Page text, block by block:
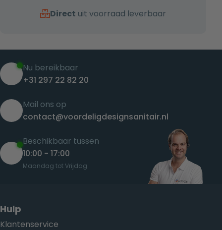
Direct uit voorraad leverbaar
Nu bereikbaar
+31 297 22 82 20
Mail ons op
contact@voordeligdesignsanitair.nl
Beschikbaar tussen
10:00 - 17:00
Maandag tot Vrijdag
Hulp
Klantenservice